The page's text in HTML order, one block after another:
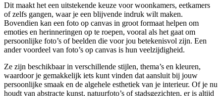
Dit maakt het een uitstekende keuze voor woonkamers, eetkamers
of zelfs gangen, waar je een blijvende indruk wilt maken.
Bovendien kan een foto op canvas in groot formaat helpen om
emoties en herinneringen op te roepen, vooral als het gaat om
persoonlijke foto’s of beelden die voor jou betekenisvol zijn. Een
ander voordeel van foto’s op canvas is hun veelzijdigheid.
Ze zijn beschikbaar in verschillende stijlen, thema’s en kleuren,
waardoor je gemakkelijk iets kunt vinden dat aansluit bij jouw
persoonlijke smaak en de algehele esthetiek van je interieur. Of je nu
houdt van abstracte kunst, natuurfoto’s of stadsgezichten, er is altijd